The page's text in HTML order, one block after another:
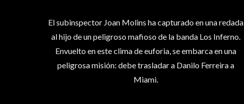
El subinspector Joan Molins ha capturado en una redada
al hijo de un peligroso mafioso de la banda Los Inferno.
Envuelto en este clima de euforia, se embarca en una
peligrosa misión: debe trasladar a Danilo Ferreira a
Miami.